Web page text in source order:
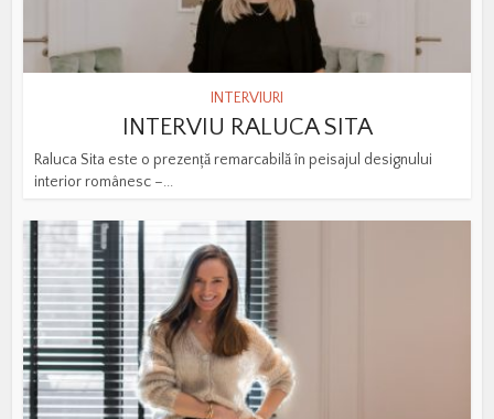
INTERVIURI
INTERVIU RALUCA SITA
Raluca Sita este o prezență remarcabilă în peisajul designului
interior românesc –...